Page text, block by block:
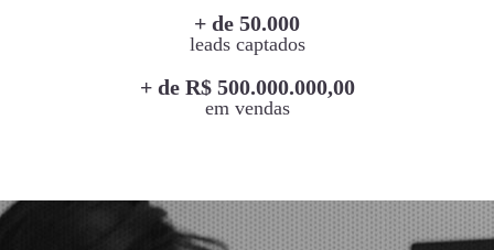
+ de 50.000
leads captados
+ de R$ 500.000.000,00
em vendas